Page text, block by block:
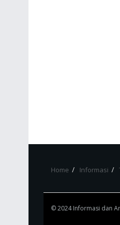
Home Informasi
© 2024 Informasi dan